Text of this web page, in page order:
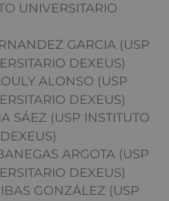
UNIVERSITARIO
GARCIA (USP
DEXEUS)
ALONSO (USP
DEXEUS)
SÁEZ (USP INSTITUTO
ARGOTA (USP
DEXEUS)
GONZÁLEZ (USP